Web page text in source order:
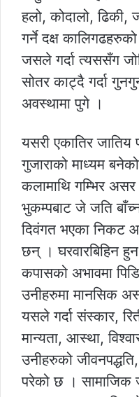
हलो, कोदालो, ढिकी,
गर्ने दक्ष
जसले गर्दा त्यससँग
सोतर काट्दै गर्दा
अवस्थामा पुगे ।
यसरी एकातिर
गुजाराको माध्यम
कलामाथि गम्भिर
भुकम्पबाट जे जति
दिवंगत भएका निकट
छन् । घरवारबिहिन
कपासको अभावमा
उनीहरुमा मानसिक
यसले गर्दा संस्कार,
मान्यता, आस्था,
उनीहरुको
परेको छ । सामाजिक